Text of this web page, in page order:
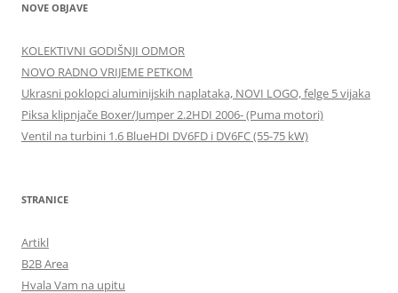
NOVE OBJAVE
KOLEKTIVNI GODIŠNJI ODMOR
NOVO RADNO VRIJEME PETKOM
Ukrasni poklopci aluminijskih naplataka, NOVI LOGO, felge 5 vijaka
Piksa klipnjače Boxer/Jumper 2.2HDI 2006- (Puma motori)
Ventil na turbini 1.6 BlueHDI DV6FD i DV6FC (55-75 kW)
STRANICE
Artikl
B2B Area
Hvala Vam na upitu